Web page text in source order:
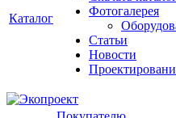
Каталог
Фотогалерея
Статьи
Новости